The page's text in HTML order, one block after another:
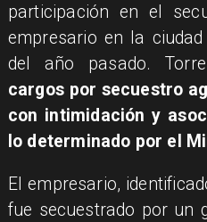
participación en el
empresario en la
del año pasado.
cargos por secuestro
con intimidación y
lo determinado por el
El empresario,
fue secuestrado por un